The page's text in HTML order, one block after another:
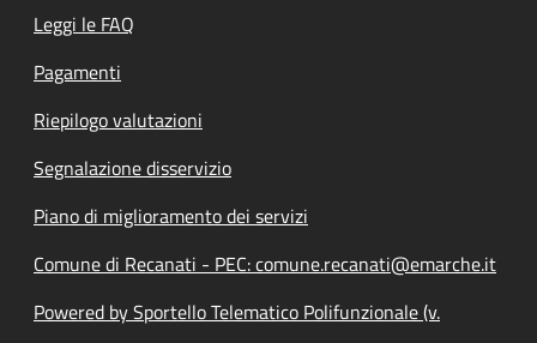
Leggi le FAQ
Pagamenti
Riepilogo valutazioni
Segnalazione disservizio
Piano di miglioramento dei servizi
Comune di Recanati - PEC: comune.recanati@emarche.it
Powered by Sportello Telematico Polifunzionale (v.